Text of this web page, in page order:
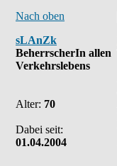
Nach oben
sLAnZk
BeherrscherIn allen
Verkehrslebens
Alter: 70
Dabei seit:
01.04.2004